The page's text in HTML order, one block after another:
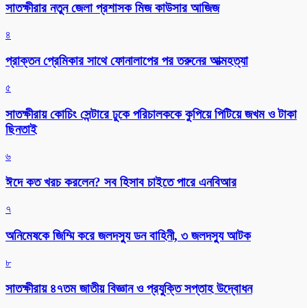
সাতক্ষীরার নতুন জেলা প্রশাসক মিজ কাউসার আজিজ
৪
প্রাক্তন প্রেমিকার সাথে ফোনালাপের পর তরুনের আত্মহত্যা
৫
সাতক্ষীরায় কোচিং সেন্টারে ঢুকে পরিচালককে কুপিয়ে পিটিয়ে জখম ও টাকা
ছিনতাই
৬
ঈদে কত খরচ করলেন? সব হিসাব চাইতে পারে এনবিআর
৭
অনিমেষকে জিম্মি করে জলদস্যু ডন বাহিনী, ৩ জলদস্যু আটক
৮
সাতক্ষীরায় ৪৭তম জাতীয় বিজ্ঞান ও প্রযুক্তি সপ্তাহ উদ্বোধন